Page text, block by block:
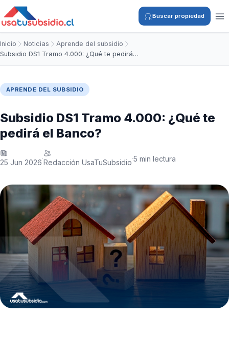
Buscar propiedad
Inicio Noticias
Aprende del subsidio
Subsidio DS1 Tramo 4.000: ¿Qué te pedirá…
APRENDE DEL SUBSIDIO
Subsidio DS1 Tramo 4.000: ¿Qué te
pedirá el Banco?
25 Jun 2026·Redacción UsaTuSubsidio·5 min lectura